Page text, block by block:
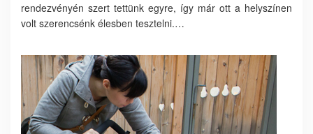
rendezvényén szert tettünk egyre, így már ott a helyszínen
volt szerencsénk élesben tesztelni.…